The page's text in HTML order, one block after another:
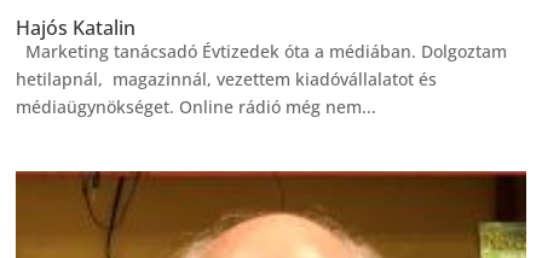
Hajós Katalin
Marketing tanácsadó Évtizedek óta a médiában. Dolgoztam
hetilapnál, magazinnál, vezettem kiadóvállalatot és
médiaügynökséget. Online rádió még nem...